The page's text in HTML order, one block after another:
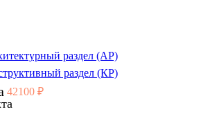
раздел (АР)
раздел (КР)
42100 ₽